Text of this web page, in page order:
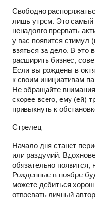
Свободно
лишь утром. Это самый
ненадолго прервать
у вас появится стимул
взяться за дело. В это
расширить бизнес,
Если вы рождены в
к своим инициативам
Не обращайте
скорее всего, ему (ей)
привыкнуть к
Стрелец
Начало дня станет
или раздумий.
обязательно появится,
Рожденные в ноябре
можете добиться
отвоевать личный